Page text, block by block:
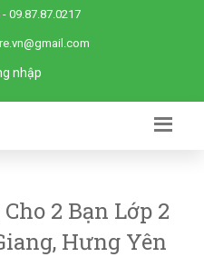
- 09.87.87.0217
nhập
2 Bạn Lớp 2
Hưng Yên